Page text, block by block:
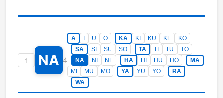
↑ NA 4
A U O KA KI KU KE
KO
SA
SI SU SO TA TI TU
TO
NA
NI NE HA HI HU HO
MA
MI
MU MO YA YU YO
RA
WA